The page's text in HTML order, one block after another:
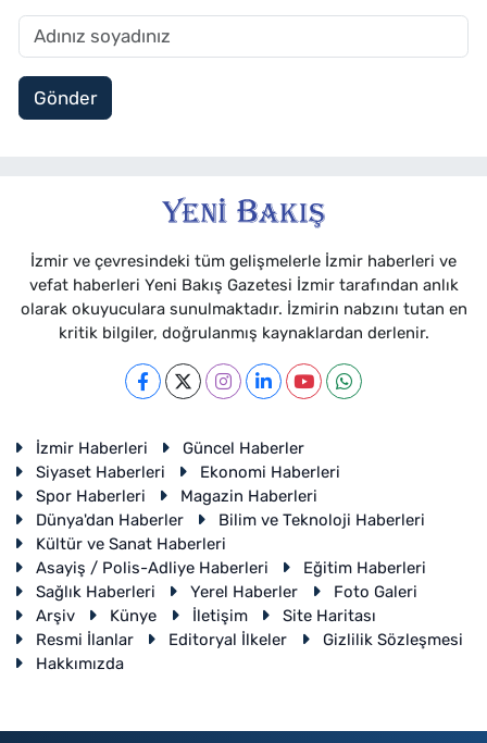
Gönder
İzmir ve çevresindeki tüm gelişmelerle İzmir haberleri ve
vefat haberleri Yeni Bakış Gazetesi İzmir tarafından anlık
olarak okuyuculara sunulmaktadır. İzmirin nabzını tutan en
kritik bilgiler, doğrulanmış kaynaklardan derlenir.
İzmir Haberleri
Güncel Haberler
Siyaset Haberleri
Ekonomi Haberleri
Spor Haberleri
Magazin Haberleri
Dünya'dan Haberler
Bilim ve Teknoloji Haberleri
Kültür ve Sanat Haberleri
Asayiş / Polis-Adliye Haberleri
Eğitim Haberleri
Sağlık Haberleri
Yerel Haberler
Foto Galeri
Arşiv
Künye İletişim
Site Haritası
Resmi İlanlar
Editoryal İlkeler
Gizlilik Sözleşmesi
Hakkımızda